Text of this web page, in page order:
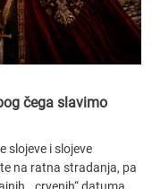
čega slavimo
slojeve i slojeve
na ratna stradanja, pa
„crvenih“ datuma....